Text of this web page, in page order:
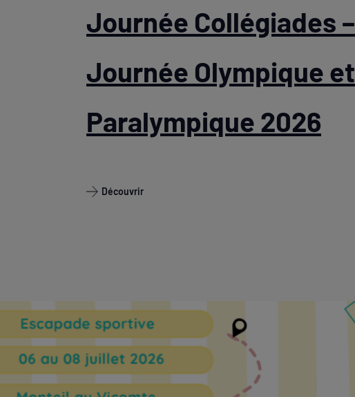
Journée Collégiades –
Journée Olympique et
Paralympique 2026
Découvrir